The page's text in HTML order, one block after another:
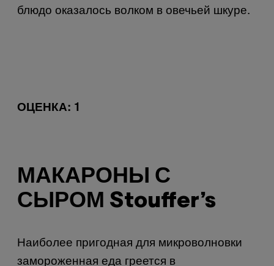
блюдо оказалось волком в овечьей шкуре.
ОЦЕНКА: 1
МАКАРОНЫ С
СЫРОМ Stouffer’s
Наиболее пригодная для микроволновки
замороженная еда греется в